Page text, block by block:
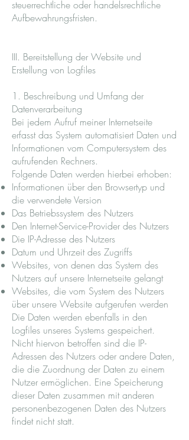
steuerrechtliche oder handelsrechtliche
Aufbewahrungsfristen.
III. Bereitstellung der Website und
Erstellung von Logfiles
1. Beschreibung und Umfang der
Datenverarbeitung
Bei jedem Aufruf meiner Internetseite
erfasst das System automatisiert Daten und
Informationen vom Computersystem des
aufrufenden Rechners.
Folgende Daten werden hierbei erhoben:
Informationen über den Browsertyp und
die verwendete Version
Das Betriebssystem des Nutzers
Den Internet-Service-Provider des Nutzers
Die IP-Adresse des Nutzers
Datum und Uhrzeit des Zugriffs
Websites, von denen das System des
Nutzers auf unsere Internetseite gelangt
Websites, die vom System des Nutzers
über unsere Website aufgerufen werden
Die Daten werden ebenfalls in den
Logfiles unseres Systems gespeichert.
Nicht hiervon betroffen sind die IP-
Adressen des Nutzers oder andere Daten,
die die Zuordnung der Daten zu einem
Nutzer ermöglichen. Eine Speicherung
dieser Daten zusammen mit anderen
personenbezogenen Daten des Nutzers
findet nicht statt.